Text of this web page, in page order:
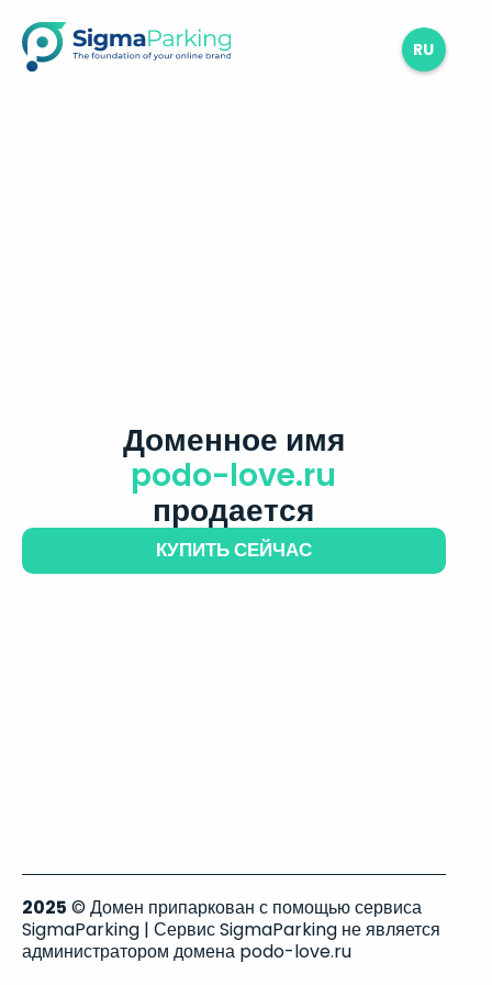
RU
Доменное имя
podo-love.ru
продается
КУПИТЬ СЕЙЧАС
2025 © Домен припаркован с помощью сервиса
SigmaParking | Сервис SigmaParking не является
администратором домена podo-love.ru